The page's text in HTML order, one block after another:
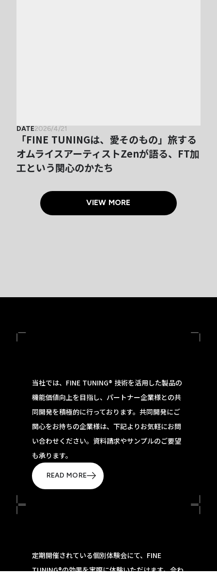
DATE2026/4/21
「FINE TUNINGは、愛そのもの」旅する
オムライスアーティストZenが語る、FT加
工という関心のかたち
VIEW MORE
当社では、FINE TUNING® 技術を活用した製品の
機能価値向上を目指し、パートナー企業様との共
同開発を積極的に行っております。共同開発にご
関心をお持ちの企業様は、下記よりお気軽にお問
い合わせください。資料請求やサンプルのご要望
も承ります。
READ MORE
定期開催されている個別体験会にて、FINE
TUNING®の効果を実際に体験いただけます。合わ